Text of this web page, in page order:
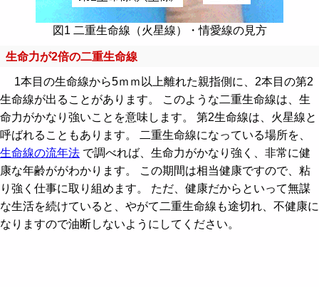
図1 二重生命線（火星線）・情愛線の見方
生命力が2倍の二重生命線
1本目の生命線から5ｍｍ以上離れた親指側に、2本目の第2
生命線が出ることがあります。 このような二重生命線は、生
命力がかなり強いことを意味します。 第2生命線は、火星線と
呼ばれることもあります。 二重生命線になっている場所を、
生命線の流年法 で調べれば、生命力がかなり強く、非常に健
康な年齢ががわかります。 この期間は相当健康ですので、粘
り強く仕事に取り組めます。 ただ、健康だからといって無謀
な生活を続けていると、やがて二重生命線も途切れ、不健康に
なりますので油断しないようにしてください。